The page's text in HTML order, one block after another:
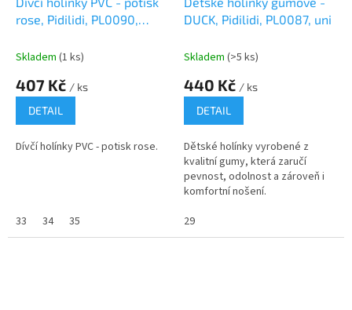
rose, Pidilidi, PL0090,
Skladem (1 ks)
407 Kč / ks
DETAIL
Dívčí holínky PVC - potisk rose.
33 34 35
DUCK, Pidilidi, PL0087, uni
Skladem (>5 ks)
440 Kč / ks
DETAIL
Dětské holínky vyrobené z
kvalitní gumy, která zaručí
pevnost, odolnost a zároveň i
komfortní nošení.
29